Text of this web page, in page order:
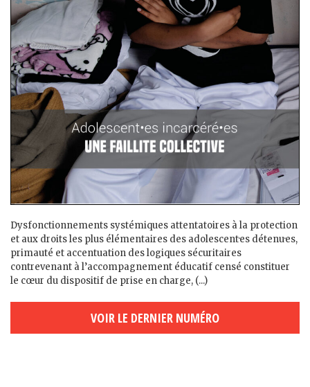
Dysfonctionnements systémiques attentatoires à la protection
et aux droits les plus élémentaires des adolescent·es détenu·es,
primauté et accentuation des logiques sécuritaires
contrevenant à l’accompagnement éducatif censé constituer
le cœur du dispositif de prise en charge, (...)
VOIR LE DERNIER NUMÉRO